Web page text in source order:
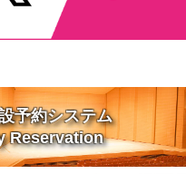
予約システム
Reservation